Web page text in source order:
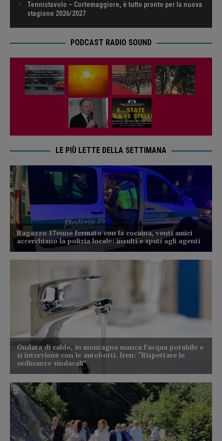
Tennistavolo – Cortemaggiore, è tutto pronto per la nuova
stagione 2026/2027
PODCAST RADIO SOUND
LE PIÙ LETTE DELLA SETTIMANA